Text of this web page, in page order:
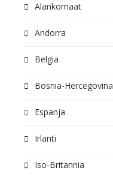
Alankomaat
Andorra
Belgia
Bosnia-Hercegovina
Espanja
Irlanti
Iso-Britannia